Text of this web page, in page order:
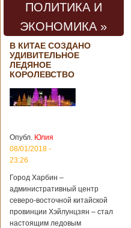
ПОЛИТИКА И
ЭКОНОМИКА »
В КИТАЕ СОЗДАНО
УДИВИТЕЛЬНОЕ
ЛЕДЯНОЕ
КОРОЛЕВСТВО
Опубл. Юлия
08/01/2018 -
23:26
Город Харбин –
административный центр
северо-восточной китайской
провинции Хэйлунцзян – стал
настоящим ледовым